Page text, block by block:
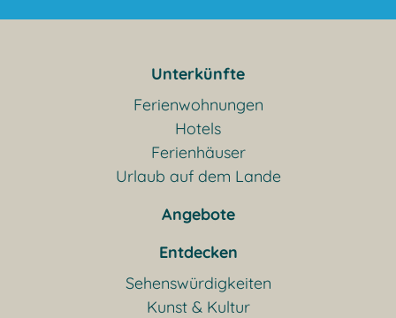
Unterkünfte
Ferienwohnungen
Hotels
Ferienhäuser
Urlaub auf dem Lande
Angebote
Entdecken
Sehenswürdigkeiten
Kunst & Kultur